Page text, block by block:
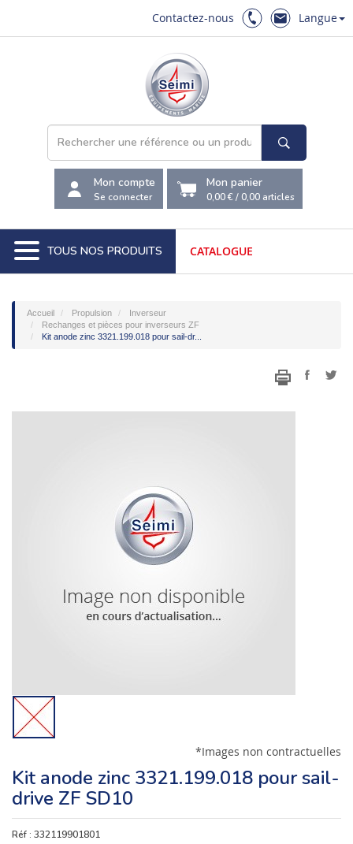
Contactez-nous Langue
Mon compte
Se connecter
Mon panier
0,00 €/0,00 articles
TOUS NOS PRODUITS CATALOGUE
Accueil Propulsion
Inverseur
Rechanges et pièces pour inverseurs ZF
Kit anode zinc 3321.199.018 pour sail-dr...
*Images non contractuelles
Kit anode zinc 3321.199.018 pour sail-
drive ZF SD10
Réf : 332119901801